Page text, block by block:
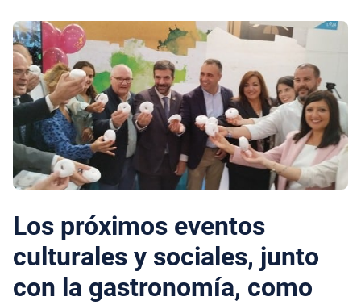
Los próximos eventos
culturales y sociales, junto
con la gastronomía, como